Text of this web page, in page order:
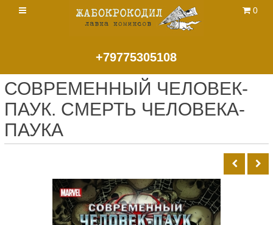
+79775305108
0
СОВРЕМЕННЫЙ ЧЕЛОВЕК-
ПАУК. СМЕРТЬ ЧЕЛОВЕКА-
ПАУКА